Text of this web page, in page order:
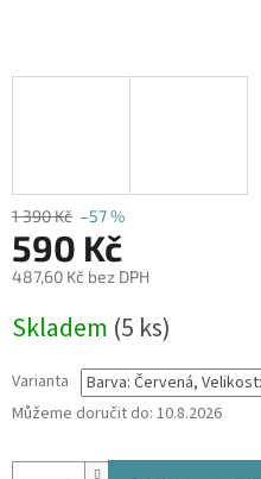
1 390 Kč –57 %
590 Kč
487,60 Kč bez DPH
cena:
Skladem (5 ks)
Varianta
Můžeme doručit do: 10.8.2026